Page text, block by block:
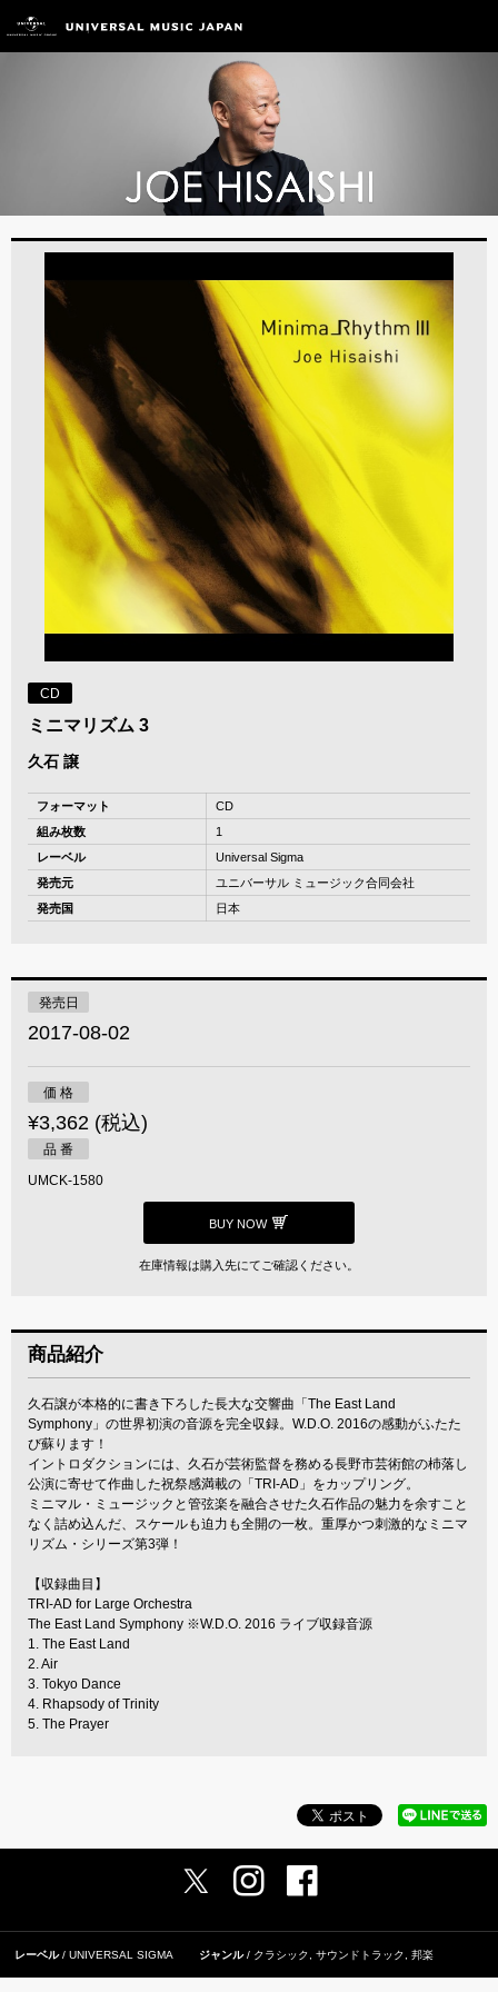
CD
ミニマリズム 3
久石 譲
フォーマット
CD
組み枚数
1
レーベル
Universal Sigma
発売元
ユニバーサル ミュージック合同会社
発売国
日本
発売日
2017-08-02
価 格
¥3,362 (税込)
品 番
UMCK-1580
BUY NOW
在庫情報は購入先にてご確認ください。
商品紹介
久石譲が本格的に書き下ろした長大な交響曲「The East Land
Symphony」の世界初演の音源を完全収録。W.D.O. 2016の感動がふたた
び蘇ります！
イントロダクションには、久石が芸術監督を務める長野市芸術館の杮落し
公演に寄せて作曲した祝祭感満載の「TRI-AD」をカップリング。
ミニマル・ミュージックと管弦楽を融合させた久石作品の魅力を余すこと
なく詰め込んだ、スケールも迫力も全開の一枚。重厚かつ刺激的なミニマ
リズム・シリーズ第3弾！
【収録曲目】
TRI-AD for Large Orchestra
The East Land Symphony ※W.D.O. 2016 ライブ収録音源
1. The East Land
2. Air
3. Tokyo Dance
4. Rhapsody of Trinity
5. The Prayer
レーベル UNIVERSAL SIGMA ジャンル クラシック サウンドトラック 邦楽